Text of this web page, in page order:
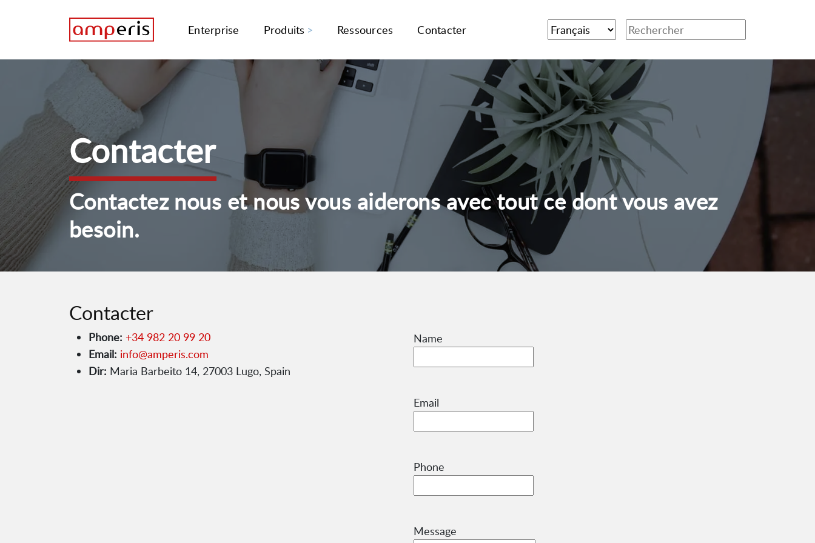
Enterprise Produits Ressources Contacter
Contacter
Contactez nous et nous vous aiderons avec tout ce dont vous avez
besoin.
Contacter
Phone: +34 982 20 99 20
Email: info@amperis.com
Dir: Maria Barbeito 14, 27003 Lugo, Spain
Name
Email
Phone
Message